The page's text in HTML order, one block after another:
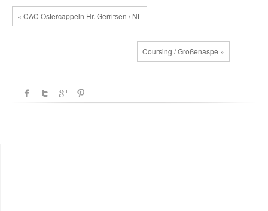
« CAC Ostercappeln Hr. Gerritsen / NL
Coursing / Großenaspe »